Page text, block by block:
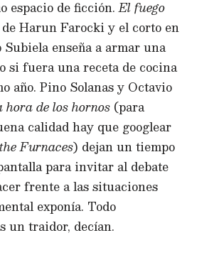
espacio de ficción.El fuego
de Harun Farocki y el corto en
Subiela enseña a armar una
si fuera una receta de cocina
año. Pino Solanas y Octavio
hora de los hornos (para
calidad hay que googlear
Furnaces) dejan un tiempo
para invitar al debate
frente a las situaciones
exponía. Todo
un traidor, decían.